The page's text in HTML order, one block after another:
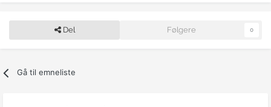
Del Følgere 0
Gå til emneliste